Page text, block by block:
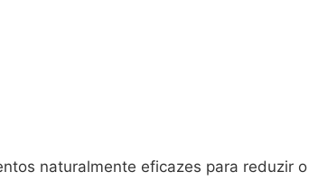
naturalmente eficazes para reduzir o